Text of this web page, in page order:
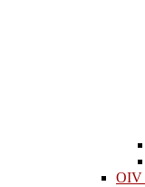
OIV